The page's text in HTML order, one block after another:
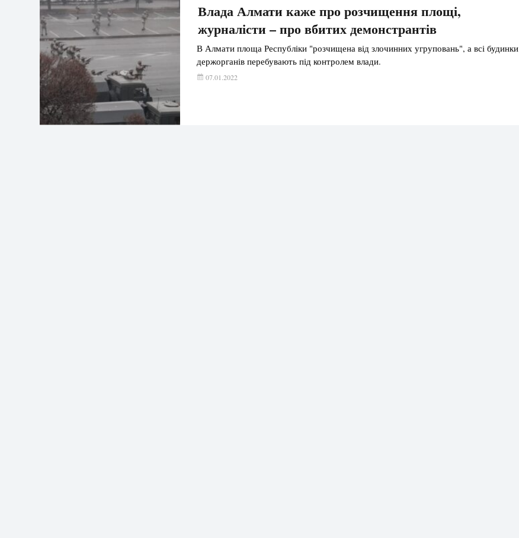
Влада Алмати каже про розчищення площі,
журналісти – про вбитих демонстрантів
В Алмати площа Республіки "розчищена від злочинних угруповань", а всі будинки
держорганів перебувають під контролем влади.
07.01.2022